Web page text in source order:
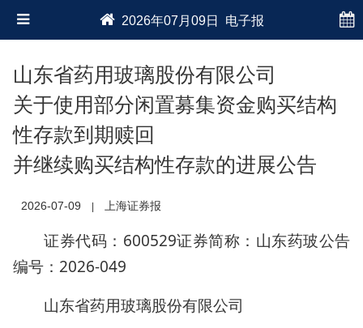
2026年07月09日 电子报
山东省药用玻璃股份有限公司
关于使用部分闲置募集资金购买结构
性存款到期赎回
并继续购买结构性存款的进展公告
2026-07-09 上海证券报
证券代码：600529证券简称：山东药玻公告
编号：2026-049
山东省药用玻璃股份有限公司